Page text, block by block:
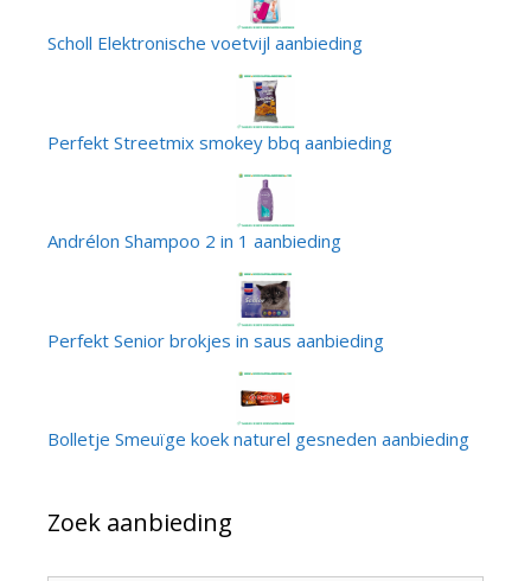
Scholl Elektronische voetvijl aanbieding
Perfekt Streetmix smokey bbq aanbieding
Andrélon Shampoo 2 in 1 aanbieding
Perfekt Senior brokjes in saus aanbieding
Bolletje Smeuïge koek naturel gesneden aanbieding
Zoek aanbieding